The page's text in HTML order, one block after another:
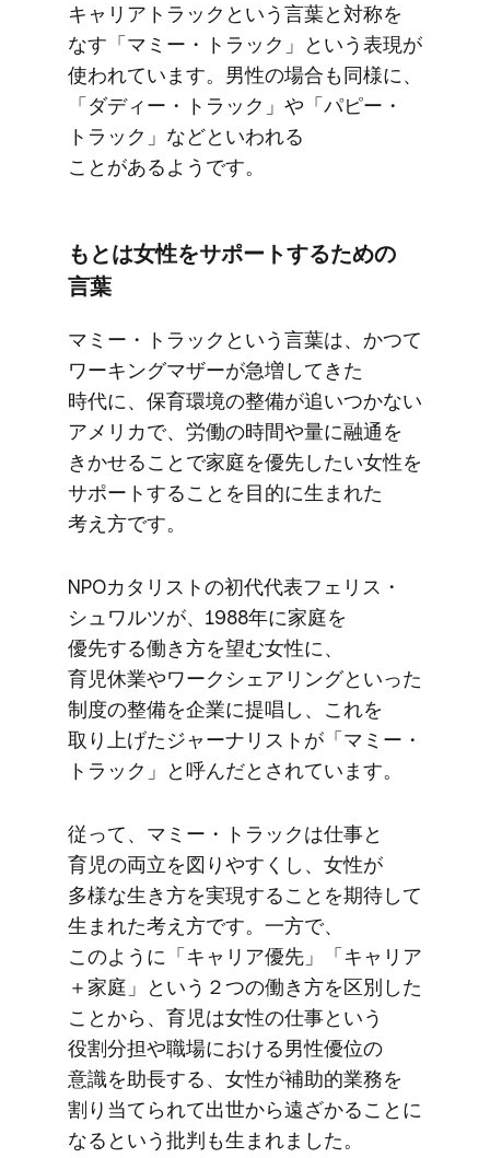
キャリアトラックと​いう​言葉と​対称を​
なす​「マミー・トラック」と​いう​表現が​
使われています。​男性の​場合も​同様に、​
「ダディー・トラック」や​「パピー・
トラック」などと​いわれる​
ことがあるようです。
もとは​女性を​サポートする​ための​
言葉
マミー・トラックと​いう​言葉は、​かつて​
ワーキングマザーが​急増してきた​
時代に、​保育環境の​整備が​追いつかない​
アメリカで、​労働の​時間や​量に​融通を​
きかせる​ことで​家庭を​優先した​い​女性を​
サポートする​ことを​目的に​生まれた​
考え方です。
NPOカタリストの​初代代表フェリス・
シュワルツが、​1988年に​家庭を​
優先する​働き方を​望む女性に、​
育児休業や​ワークシェアリングと​いった​
制度の​整備を​企業に​提唱し、​これを​
取り上げた​ジャーナリストが​「マミー・
トラック」と​呼んだと​されています。
従って、​マミー・トラックは​仕事と​
育児の​両立を​図りやすくし、​女性が​
多様な​生き方を​実現する​ことを​期待して​
生まれた​考え方です。​一方で、​
このように​「キャリア優先」​「キャリア
＋家庭」と​いう​２つの​働き方を​区別した​
ことから、​育児は​女性の​仕事と​いう​
役割分担や​職場に​おける​男性優位の​
意識を​助長する、​女性が​補助的業務を​
割り当てられて​出世から​遠ざかる​ことに​
なると​いう​批判も​生まれました。